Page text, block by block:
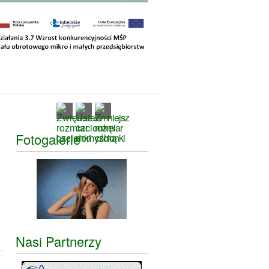
Fotogalerie
Nasi Partnerzy